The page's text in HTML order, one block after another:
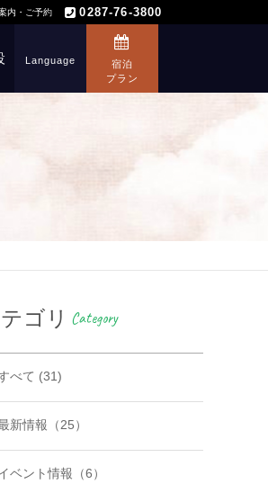
内・ご予約 0287-76-3800
Language
宿泊
プラン
ゴリ Category
べて (31)
新情報（25）
ベント情報（6）